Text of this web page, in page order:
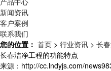
新闻资讯
客户案例
联系我们
您的位置： 首页 > 行业资讯 > 长
长春洁净工程的功能特点
来源：http://cc.lndyjs.com/